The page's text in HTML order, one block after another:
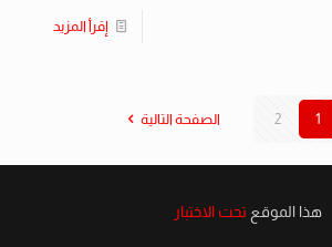
إقرأ المزيد
1
2 الصفحة التالية
هذا الموقع تحت الاختبار